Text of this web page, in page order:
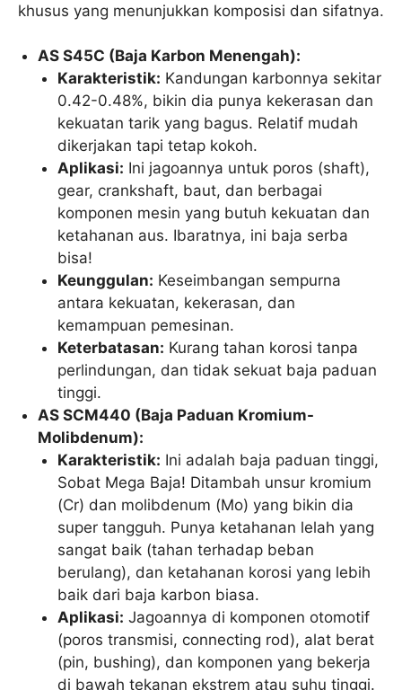
khusus yang menunjukkan komposisi dan sifatnya.
AS S45C (Baja Karbon Menengah):
Karakteristik: Kandungan karbonnya sekitar
0.42-0.48%, bikin dia punya kekerasan dan
kekuatan tarik yang bagus. Relatif mudah
dikerjakan tapi tetap kokoh.
Aplikasi: Ini jagoannya untuk poros (shaft),
gear, crankshaft, baut, dan berbagai
komponen mesin yang butuh kekuatan dan
ketahanan aus. Ibaratnya, ini baja serba
bisa!
Keunggulan: Keseimbangan sempurna
antara kekuatan, kekerasan, dan
kemampuan pemesinan.
Keterbatasan: Kurang tahan korosi tanpa
perlindungan, dan tidak sekuat baja paduan
tinggi.
AS SCM440 (Baja Paduan Kromium-
Molibdenum):
Karakteristik: Ini adalah baja paduan tinggi,
Sobat Mega Baja! Ditambah unsur kromium
(Cr) dan molibdenum (Mo) yang bikin dia
super tangguh. Punya ketahanan lelah yang
sangat baik (tahan terhadap beban
berulang), dan ketahanan korosi yang lebih
baik dari baja karbon biasa.
Aplikasi: Jagoannya di komponen otomotif
(poros transmisi, connecting rod), alat berat
(pin, bushing), dan komponen yang bekerja
di bawah tekanan ekstrem atau suhu tinggi.